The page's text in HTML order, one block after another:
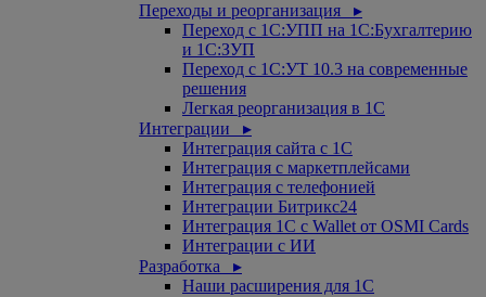
Переходы и реорганизация ▸
Переход с 1С:УПП на 1С:Бухгалтерию
и 1С:ЗУП
Переход с 1С:УТ 10.3 на современные
решения
Легкая реорганизация в 1С
Интеграции ▸
Интеграция сайта с 1С
Интеграция с маркетплейсами
Интеграция с телефонией
Интеграции Битрикс24
Интеграция 1С с Wallet от OSMI Cards
Интеграции с ИИ
Разработка ▸
Наши расширения для 1С